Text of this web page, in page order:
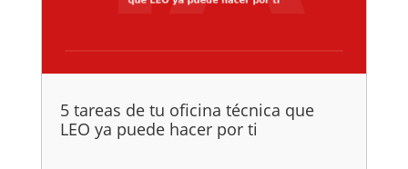
5 tareas de tu oficina técnica que
LEO ya puede hacer por ti